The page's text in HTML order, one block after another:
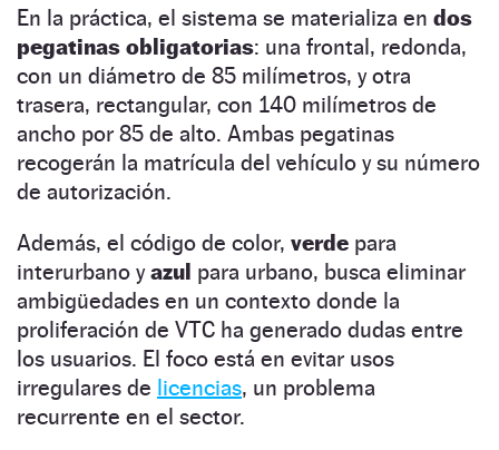
En la práctica, el sistema se materializa en dos
pegatinas obligatorias: una frontal, redonda,
con un diámetro de 85 milímetros, y otra
trasera, rectangular, con 140 milímetros de
ancho por 85 de alto. Ambas pegatinas
recogerán la matrícula del vehículo y su número
de autorización.
Además, el código de color, verde para
interurbano yazul para urbano, busca eliminar
ambigüedades en un contexto donde la
proliferación de VTC ha generado dudas entre
los usuarios. El foco está en evitar usos
irregulares de licencias, un problema
recurrente en el sector.